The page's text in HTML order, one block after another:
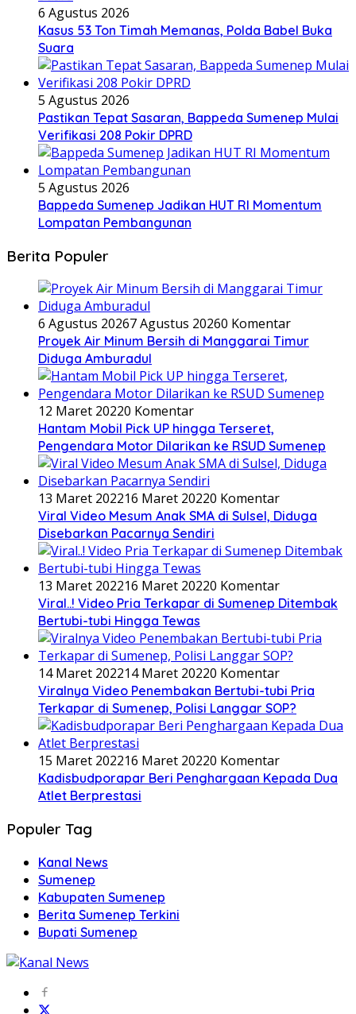
6 Agustus 2026
Kasus 53 Ton Timah Memanas, Polda Babel Buka
Suara
5 Agustus 2026
Pastikan Tepat Sasaran, Bappeda Sumenep Mulai
Verifikasi 208 Pokir DPRD
5 Agustus 2026
Bappeda Sumenep Jadikan HUT RI Momentum
Lompatan Pembangunan
Berita Populer
6 Agustus 20267 Agustus 20260 Komentar
Proyek Air Minum Bersih di Manggarai Timur
Diduga Amburadul
12 Maret 20220 Komentar
Hantam Mobil Pick UP hingga Terseret,
Pengendara Motor Dilarikan ke RSUD Sumenep
13 Maret 202216 Maret 20220 Komentar
Viral Video Mesum Anak SMA di Sulsel, Diduga
Disebarkan Pacarnya Sendiri
13 Maret 202216 Maret 20220 Komentar
Viral..! Video Pria Terkapar di Sumenep Ditembak
Bertubi-tubi Hingga Tewas
14 Maret 202214 Maret 20220 Komentar
Viralnya Video Penembakan Bertubi-tubi Pria
Terkapar di Sumenep, Polisi Langgar SOP?
15 Maret 202216 Maret 20220 Komentar
Kadisbudporapar Beri Penghargaan Kepada Dua
Atlet Berprestasi
Populer Tag
Kanal News
Sumenep
Kabupaten Sumenep
Berita Sumenep Terkini
Bupati Sumenep